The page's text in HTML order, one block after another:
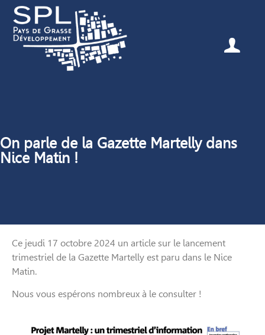
On parle de la Gazette Martelly dans
Nice Matin !
Ce jeudi 17 octobre 2024 un article sur le lancement
trimestriel de la Gazette Martelly est paru dans le Nice
Matin.
Nous vous espérons nombreux à le consulter !